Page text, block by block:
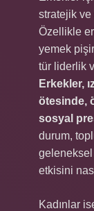
stratejik ve
Özellikle
yemek
tür liderlik
Erkekler,
ötesinde,
sosyal
durum,
geleneksel
etkisini
Kadınlar